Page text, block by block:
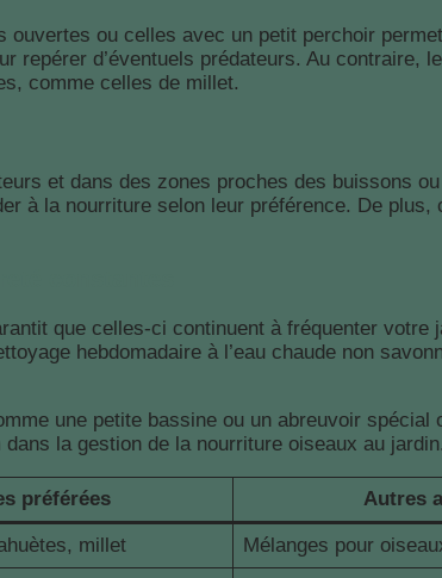
ouvertes ou celles avec un petit perchoir
repérer d’éventuels prédateurs. Au
comme celles de millet.
et dans des zones proches des buissons
à la nourriture selon leur préférence. De
que celles-ci continuent à fréquenter
hebdomadaire à l’eau chaude non
une petite bassine ou un abreuvoir
la gestion de la nourriture oiseaux au jardin.
préférées Autres
millet Mélanges pour